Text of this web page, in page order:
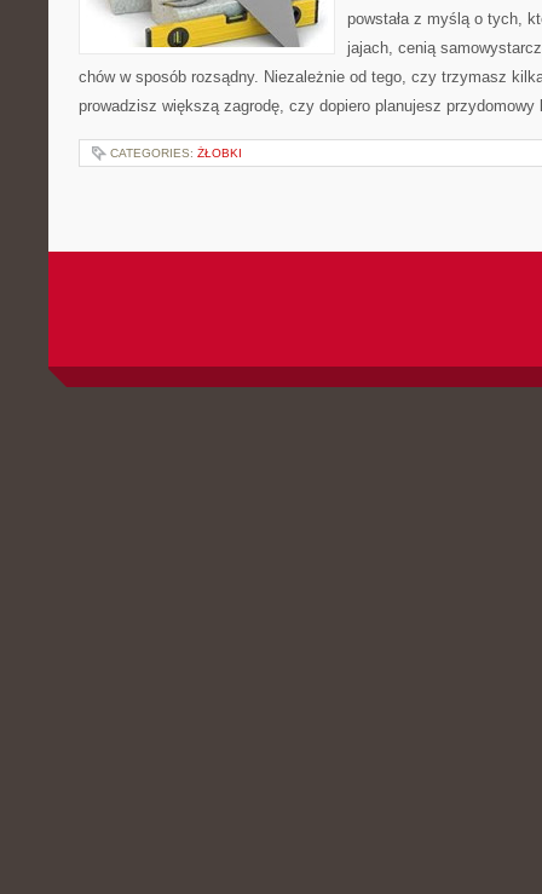
powstała z myślą o tych,
jajach, cenią
chów w sposób rozsądny. Niezależnie od tego, czy trzymasz
prowadzisz większą zagrodę, czy dopiero planujesz
CATEGORIES: ŻŁOBKI